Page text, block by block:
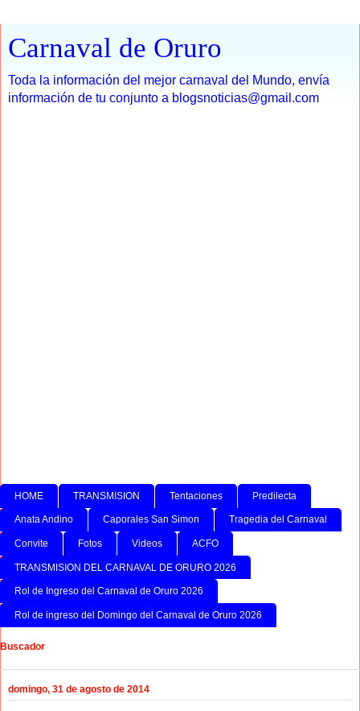
Carnaval de Oruro
Toda la información del mejor carnaval del Mundo, envía
información de tu conjunto a blogsnoticias@gmail.com
HOME TRANSMISION Tentaciones Predilecta
Anata Andino Caporales San Simon Tragedia del Carnaval
Convite Fotos Videos ACFO
TRANSMISION DEL CARNAVAL DE ORURO 2026
Rol de Ingreso del Carnaval de Oruro 2026
Rol de ingreso del Domingo del Carnaval de Oruro 2026
Buscador
domingo, 31 de agosto de 2014